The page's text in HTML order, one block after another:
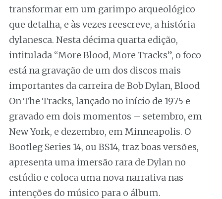
transformar em um garimpo arqueológico
que detalha, e às vezes reescreve, a história
dylanesca. Nesta décima quarta edição,
intitulada “More Blood, More Tracks”, o foco
está na gravação de um dos discos mais
importantes da carreira de Bob Dylan, Blood
On The Tracks, lançado no início de 1975 e
gravado em dois momentos – setembro, em
New York, e dezembro, em Minneapolis. O
Bootleg Series 14, ou BS14, traz boas versões,
apresenta uma imersão rara de Dylan no
estúdio e coloca uma nova narrativa nas
intenções do músico para o álbum.